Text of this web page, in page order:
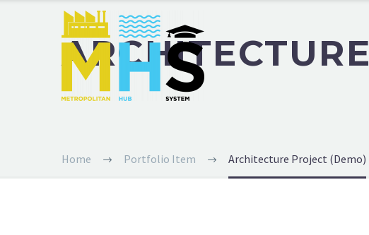
ARCHITECTURE
Home Portfolio Item Architecture Project (Demo)